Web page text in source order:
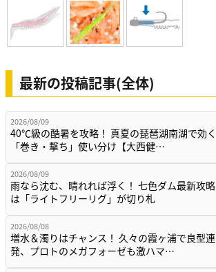
最新の投稿記事(全体)
2026/08/09
40℃級の酷暑を攻略！ 真夏の琵琶湖南湖で効く
「巻き・撃ち」使い分け【大西健…
2026/08/09
雨なら沈む、晴れれば浮く！ 七色ダム最新攻略
は「ライトフリーリグ」が切り札
2026/08/08
増水＆濁りはチャンス！ 久々の霞ヶ浦で良型連
発、プロトのメガフォーゼも激ハマ…